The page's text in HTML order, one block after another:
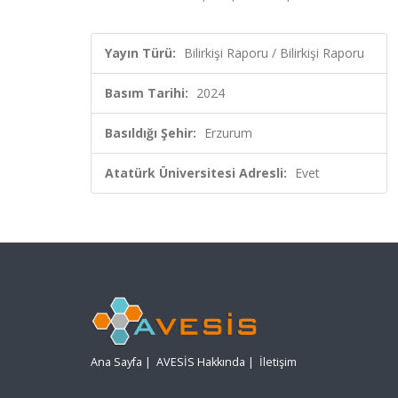
Yayın Türü: Bilirkişi Raporu / Bilirkişi Raporu
Basım Tarihi: 2024
Basıldığı Şehir: Erzurum
Atatürk Üniversitesi Adresli: Evet
Ana Sayfa | AVESİS Hakkında | İletişim